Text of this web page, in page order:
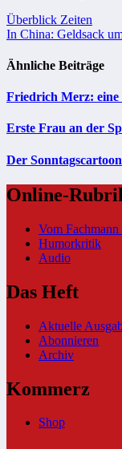
Überblick Zeiten
In China: Geldsack
Ähnliche Beiträge
Friedrich Merz:
Erste Frau an der
Der
Online-
Vom
Humorkritik
Audio
Das Heft
Aktuelle
Abonnieren
Archiv
Kommerz
Shop